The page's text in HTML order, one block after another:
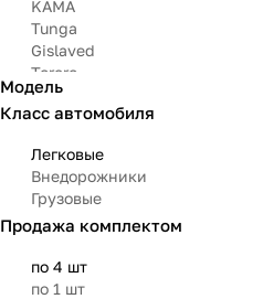
KAMA
Tunga
Gislaved
Torero
Nitto
Michelin
Bars
Attar
Bridgestone
Matador
Омскшина
Модель
Класс автомобиля
Легковые
Внедорожники
Грузовые
Продажа комплектом
по 4 шт
по 1 шт